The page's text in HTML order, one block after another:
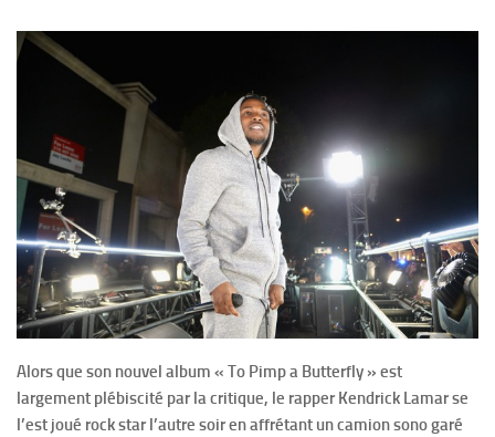
Alors que son nouvel album « To Pimp a Butterfly » est
largement plébiscité par la critique, le rapper Kendrick Lamar se
l’est joué rock star l’autre soir en affrétant un camion sono garé